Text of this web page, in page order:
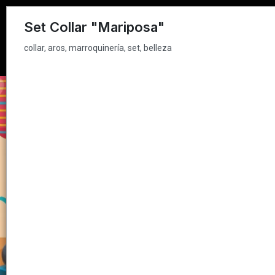
collar, aros, marroquinería, set, belleza
Set Collar "Mariposa"
collar, aros, marroquinería, set, belleza